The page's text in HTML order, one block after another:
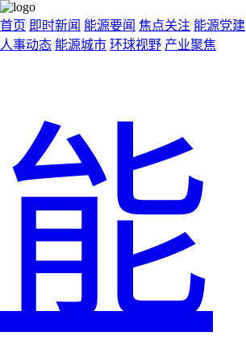
首页 即时新闻 能源要闻 焦点关注 能源党建
人事动态 能源城市 环球视野 产业聚焦
能